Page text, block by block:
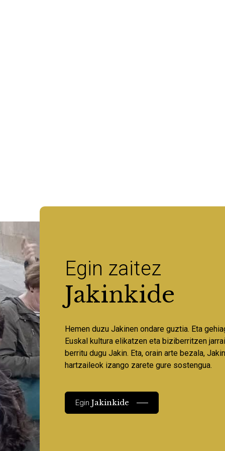
Egin zaitez
Jakinkide
Hemen duzu Jakinen ondare guztia. Eta
Euskal kultura elikatzen eta biziberritzen
berritu dugu Jakin. Eta, orain arte bezala,
hartzaileok izango zarete gure sostengua.
EginJakinkide